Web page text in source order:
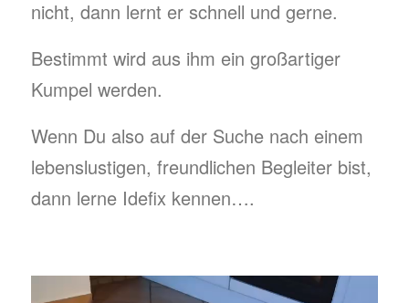
nicht, dann lernt er schnell und gerne.
Bestimmt wird aus ihm ein großartiger
Kumpel werden.
Wenn Du also auf der Suche nach einem
lebenslustigen, freundlichen Begleiter bist,
dann lerne Idefix kennen….